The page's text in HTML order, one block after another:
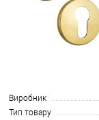
Виробник
Тип товару